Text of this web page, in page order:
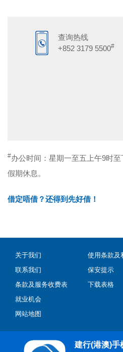
查询热线
+852 3179 5500#
#办公时间：星期一至五上午9时
假期休息。
借定唔借？还得到先好借！
关于我们
联系我们
条款及服务收费表
就业机会
网站地图
使用条款及
保安提示
下载表格
建行(港澳)手